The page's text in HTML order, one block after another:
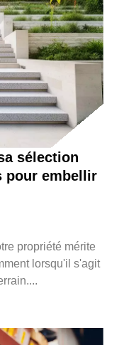
sélection
pour embellir
propriété mérite
lorsqu'il s'agit